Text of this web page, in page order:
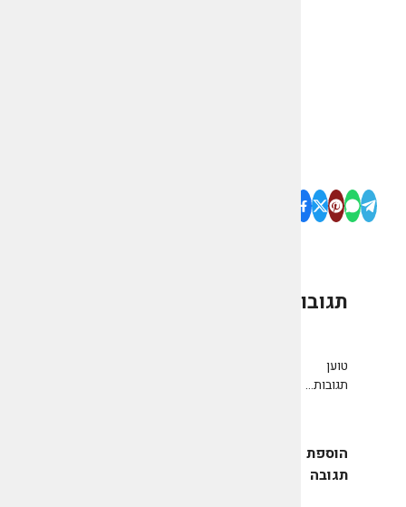
תגובות
טוען
תגובות...
הוספת
תגובה